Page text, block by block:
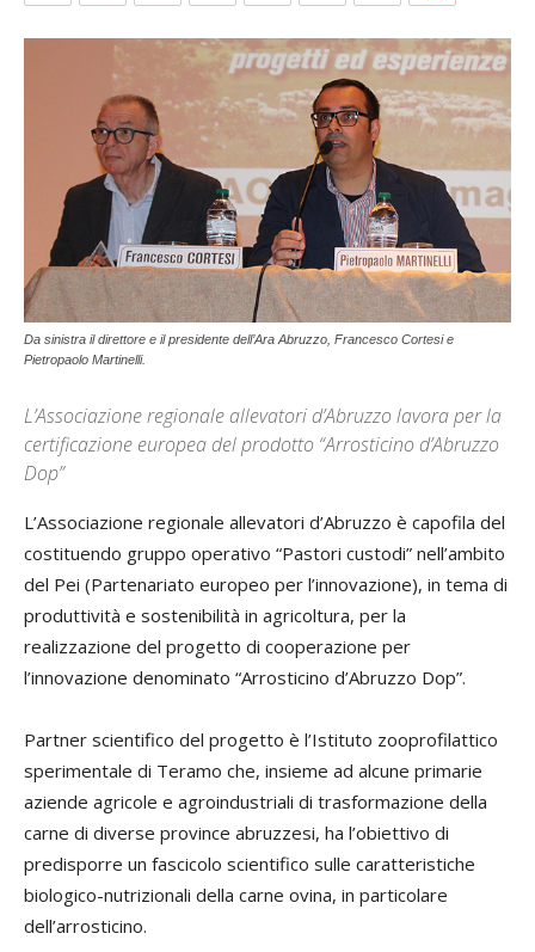
Da sinistra il direttore e il presidente dell’Ara Abruzzo, Francesco Cortesi e
Pietropaolo Martinelli.
L’Associazione regionale allevatori d’Abruzzo lavora per la
certificazione europea del prodotto “Arrosticino d’Abruzzo
Dop”
L’Associazione regionale allevatori d’Abruzzo è capofila del
costituendo gruppo operativo “Pastori custodi” nell’ambito
del Pei (Partenariato europeo per l’innovazione), in tema di
produttività e sostenibilità in agricoltura, per la
realizzazione del progetto di cooperazione per
l’innovazione denominato “Arrosticino d’Abruzzo Dop”.
Partner scientifico del progetto è l’Istituto zooprofilattico
sperimentale di Teramo che, insieme ad alcune primarie
aziende agricole e agroindustriali di trasformazione della
carne di diverse province abruzzesi, ha l’obiettivo di
predisporre un fascicolo scientifico sulle caratteristiche
biologico-nutrizionali della carne ovina, in particolare
dell’arrosticino.